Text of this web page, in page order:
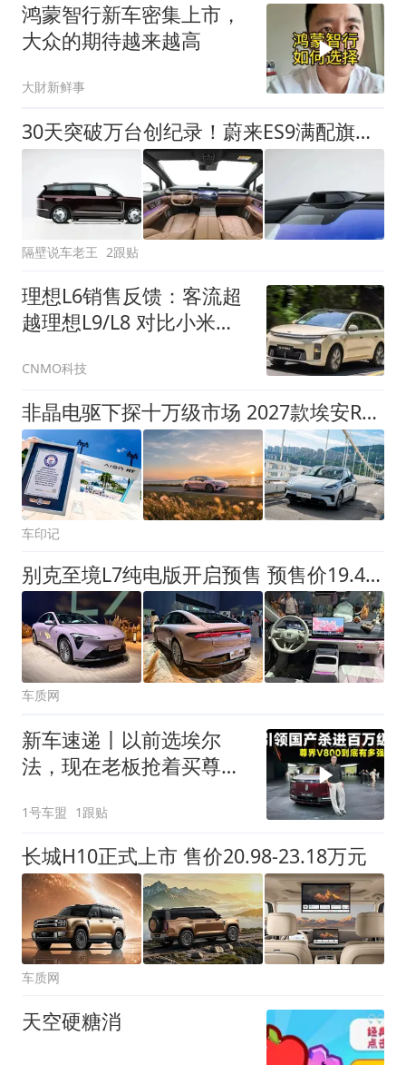
鸿蒙智行新车密集上市，
大众的期待越来越高
大財新鲜事
30天突破万台创纪录！蔚来ES9满配旗舰，重新定义50万级SUV天花板
隔壁说车老王 2跟贴
理想L6销售反馈：客流超
越理想L9/L8 对比小米澎
CNMO科技
非晶电驱下探十万级市场 2027款埃安RT正式上市 9.98万起！
车印记
别克至境L7纯电版开启预售 预售价19.49万起
车质网
新车速递丨以前选埃尔
法，现在老板抢着买尊界
1号车盟 1跟贴
长城H10正式上市 售价20.98-23.18万元
车质网
天空硬糖消